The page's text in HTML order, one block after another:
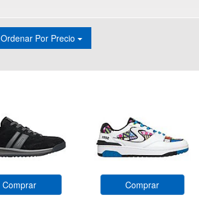
Ordenar Por Precio
Comprar Comprar